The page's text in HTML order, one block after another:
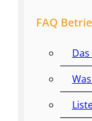
FAQ